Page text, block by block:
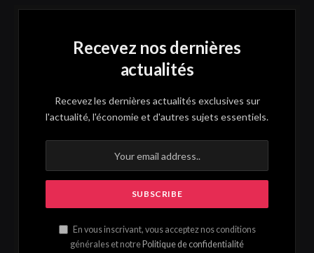
Recevez nos dernières
actualités
Recevez les dernières actualités exclusives sur
l'actualité, l'économie et d'autres sujets essentiels.
En vous inscrivant, vous acceptez nos conditions
générales et notre Politique de confidentialité